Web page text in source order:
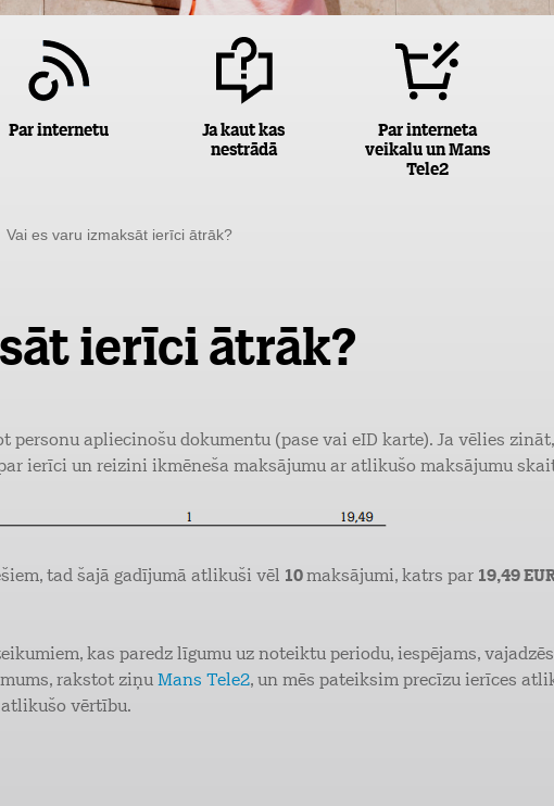
Par internetu
Ja kaut kas
nestrādā
Par interneta
veikalu un Mans
Tele2
es varu izmaksāt ierīci ātrāk?
ierīci ātrāk?
personu apliecinošu dokumentu (pase vai eID karte). Ja vēlies
ierīci un reizini ikmēneša maksājumu ar atlikušo maksājumu
tad šajā gadījumā atlikuši vēl 10maksājumi, katrs par 19,49
kas paredz līgumu uz noteiktu periodu, iespējams,
rakstot ziņu Mans Tele2, un mēs pateiksim precīzu ierīces
vērtību.